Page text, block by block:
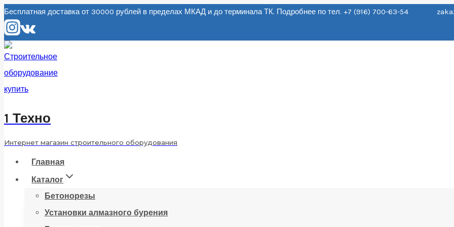
Перейти
к
содержанию
Бесплатная доставка от 30000 рублей в пределах МКАД и до терминала ТК. Подробнее по тел. +7 (916) 700-63-54
1 Техно
Интернет магазин строительного оборудования
Главная
Каталог
Бетонорезы
Установки алмазного бурения